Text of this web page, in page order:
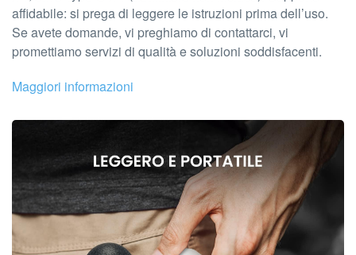
affidabile: si prega di leggere le istruzioni prima dell’uso.
Se avete domande, vi preghiamo di contattarci, vi
promettiamo servizi di qualità e soluzioni soddisfacenti.
Maggiori informazioni